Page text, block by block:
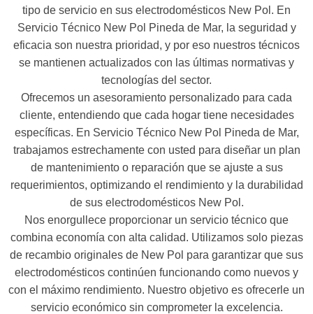
tipo de servicio en sus electrodomésticos New Pol. En
Servicio Técnico New Pol Pineda de Mar, la seguridad y
eficacia son nuestra prioridad, y por eso nuestros técnicos
se mantienen actualizados con las últimas normativas y
tecnologías del sector.
Ofrecemos un asesoramiento personalizado para cada
cliente, entendiendo que cada hogar tiene necesidades
específicas. En Servicio Técnico New Pol Pineda de Mar,
trabajamos estrechamente con usted para diseñar un plan
de mantenimiento o reparación que se ajuste a sus
requerimientos, optimizando el rendimiento y la durabilidad
de sus electrodomésticos New Pol.
Nos enorgullece proporcionar un servicio técnico que
combina economía con alta calidad. Utilizamos solo piezas
de recambio originales de New Pol para garantizar que sus
electrodomésticos continúen funcionando como nuevos y
con el máximo rendimiento. Nuestro objetivo es ofrecerle un
servicio económico sin comprometer la excelencia.